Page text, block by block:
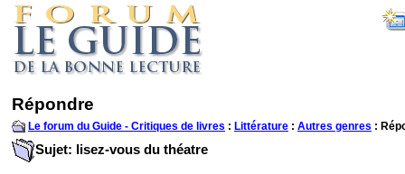
Répondre
Le forum du Guide - Critiques de livres : Littérature : Autres genres :
Sujet: lisez-vous du théatre